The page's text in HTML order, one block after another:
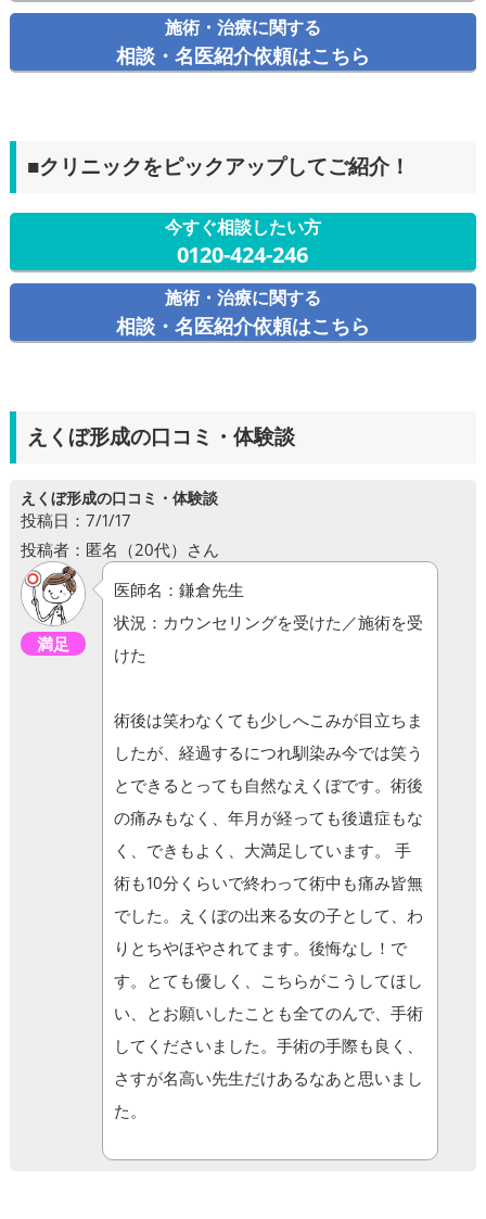
施術・治療に関する
相談・名医紹介依頼はこちら
■クリニックをピックアップしてご紹介！
今すぐ相談したい方
0120-424-246
施術・治療に関する
相談・名医紹介依頼はこちら
えくぼ形成の口コミ・体験談
えくぼ形成の口コミ・体験談
投稿日：7/1/17
投稿者：匿名（20代）さん
満足
医師名：鎌倉先生
状況：カウンセリングを受けた／施術を受
けた
術後は笑わなくても少しへこみが目立ちま
したが、経過するにつれ馴染み今では笑う
とできるとっても自然なえくぼです。術後
の痛みもなく、年月が経っても後遺症もな
く、できもよく、大満足しています。 手
術も10分くらいで終わって術中も痛み皆無
でした。えくぼの出来る女の子として、わ
りとちやほやされてます。後悔なし！で
す。とても優しく、こちらがこうしてほし
い、とお願いしたことも全てのんで、手術
してくださいました。手術の手際も良く、
さすが名高い先生だけあるなあと思いまし
た。